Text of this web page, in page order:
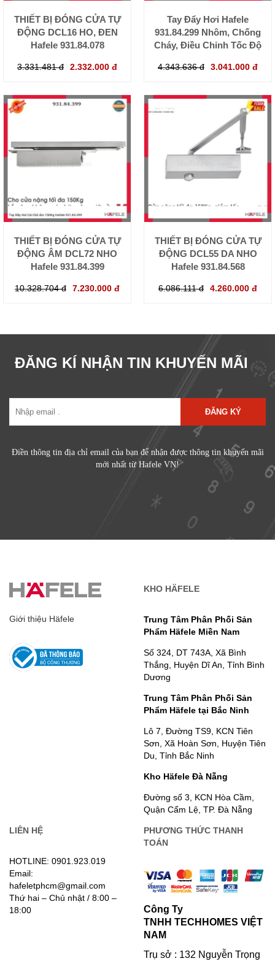
THIẾT BỊ ĐÓNG CỬA TỰ
ĐỘNG DCL16 HO, ĐEN
Hafele 931.84.078
3.331.481 đ 2.332.000 đ
Tay Đẩy Hơi Hafele
931.84.299 Nhôm, Chống
Cháy, Điều Chỉnh Tốc Độ
4.343.636 đ 3.041.000 đ
THIẾT BỊ ĐÓNG CỬA TỰ
ĐỘNG ÂM DCL72 NHO
Hafele 931.84.399
10.328.704 đ 7.230.000 đ
THIẾT BỊ ĐÓNG CỬA TỰ
ĐỘNG DCL55 DA NHO
Hafele 931.84.568
6.086.111 đ 4.260.000 đ
ĐĂNG KÍ NHẬN TIN KHUYẾN MÃI
ĐĂNG KÝ
Điền thông tin địa chỉ email của bạn để nhận được thông tin khuyến mãi
mới nhất từ Hafele VN!
Giới thiệu Häfele
KHO HÄFELE
Trung Tâm Phân Phối Sản
Phẩm Häfele Miền Nam
Số 324, DT 743A, Xã Bình
Thắng, Huyện Dĩ An, Tỉnh Bình
Dương
Trung Tâm Phân Phối Sản
Phẩm Häfele tại Bắc Ninh
Lô 7, Đường TS9, KCN Tiên
Sơn, Xã Hoàn Sơn, Huyện Tiên
Du, Tỉnh Bắc Ninh
Kho Häfele Đà Nẵng
Đường số 3, KCN Hòa Cầm,
Quận Cẩm Lệ, TP. Đà Nẵng
LIÊN HỆ
HOTLINE: 0901.923.019
Email:
hafeletphcm@gmail.com
Thứ hai – Chủ nhật / 8:00 –
18:00
PHƯƠNG THỨC THANH
TOÁN
Công Ty
TNHH TECHHOMES VIỆT
NAM
Trụ sở : 132 Nguyễn Trọng